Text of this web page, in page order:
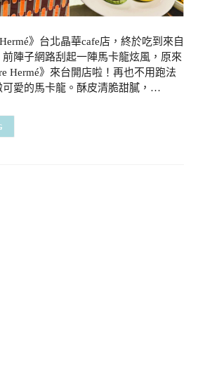
》台北晶華cafe店，終於吃到來自
陣子網路刮起一陣馬卡龍炫風，原來
Hermé》來台開店啦！再也不用跑法
可愛的馬卡龍。酥皮清脆甜膩，…